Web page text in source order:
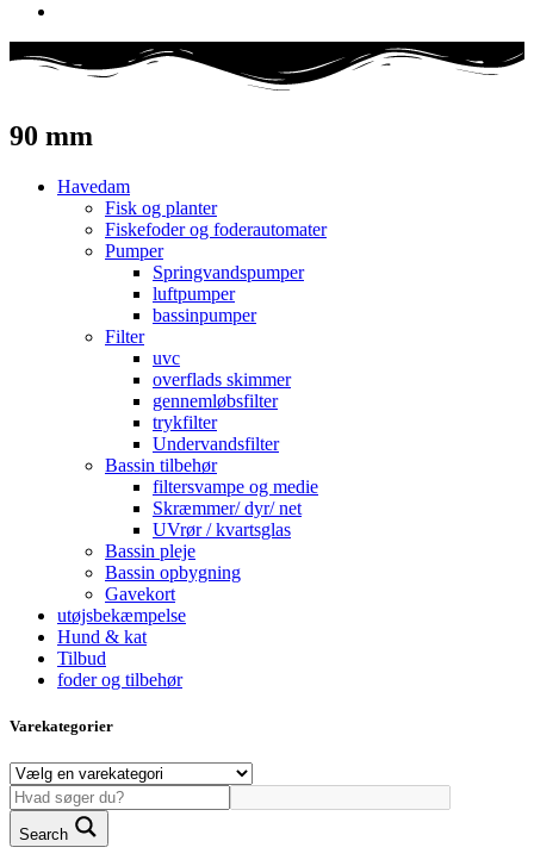
90 mm
Havedam
Fisk og planter
Fiskefoder og foderautomater
Pumper
Springvandspumper
luftpumper
bassinpumper
Filter
uvc
overflads skimmer
gennemløbsfilter
trykfilter
Undervandsfilter
Bassin tilbehør
filtersvampe og medie
Skræmmer/ dyr/ net
UVrør / kvartsglas
Bassin pleje
Bassin opbygning
Gavekort
utøjsbekæmpelse
Hund & kat
Tilbud
foder og tilbehør
Varekategorier
Search